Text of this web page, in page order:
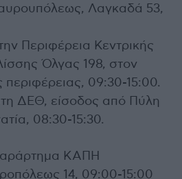
Λαγκαδά 53,
Περιφέρεια Κεντρικής
Όλγας 198, στον
09:30-15:00.
ΔΕΘ, είσοδος από Πύλη
08:30-15:30.
ΚΑΠΗ
14, 09:00-15:00